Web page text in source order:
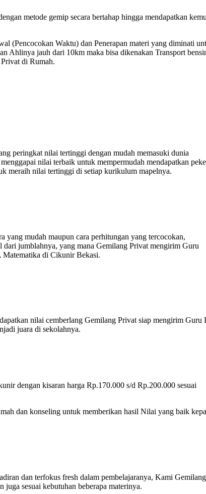
metode gemip secara bertahap hingga mendapatkan
(Pencocokan Waktu) dan Penerapan materi yang diminati
Ahlinya jauh dari 10km maka bisa dikenakan Transport
di Rumah.
peringkat nilai tertinggi dengan mudah memasuki dunia
nilai terbaik untuk mempermudah mendapatkan
meraih nilai tertinggi di setiap kurikulum mapelnya.
mudah maupun cara perhitungan yang tercocokan,
dari jumblahnya, yang mana Gemilang Privat mengirim Guru
Matematika di Cikunir Bekasi.
nilai cemberlang Gemilang Privat siap mengirim Guru
juara di sekolahnya.
dengan kisaran harga Rp.170.000 s/d Rp.200.000 sesuai
dan konseling untuk memberikan hasil Nilai yang baik
dan terfokus fresh dalam pembelajaranya, Kami Gemilang
sesuai kebutuhan beberapa materinya.